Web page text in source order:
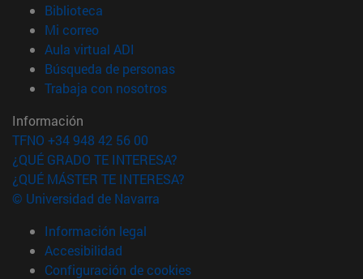
Biblioteca
Mi correo(abre en nueva ventana)
Aula virtual ADI
Búsqueda de personas(abre en nueva ventana)
Trabaja con nosotros(abre en nueva ventana)
Información
TFNO +34 948 42 56 00
¿QUÉ GRADO TE INTERESA?
¿QUÉ MÁSTER TE INTERESA?
© Universidad de Navarra
Información legal
Accesibilidad
Configuración de cookies